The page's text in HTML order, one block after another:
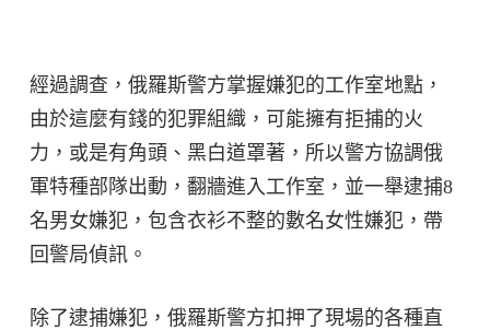
經過調查，俄羅斯警方掌握嫌犯的工作室地點，
由於這麼有錢的犯罪組織，可能擁有拒捕的火
力，或是有角頭、黑白道罩著，所以警方協調俄
軍特種部隊出動，翻牆進入工作室，並一舉逮捕8
名男女嫌犯，包含衣衫不整的數名女性嫌犯，帶
回警局偵訊。
除了逮捕嫌犯，俄羅斯警方扣押了現場的各種直